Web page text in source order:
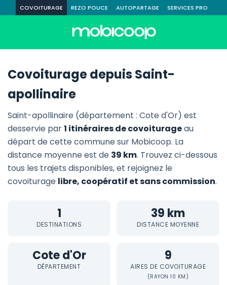
COVOITURAGE REZO POUCE AUTOPARTAGE SERVICES PRO
Covoiturage depuis Saint-
apollinaire
Saint-apollinaire (département : Cote d'Or) est
desservie par1 itinéraires de covoiturageau
départ de cette commune sur Mobicoop. La
distance moyenne est de 39 km. Trouvez ci-dessous
tous les trajets disponibles, et rejoignez le
covoiturage libre, coopératif et sans commission.
1
DESTINATIONS
39 km
DISTANCE MOYENNE
Cote d'Or
DÉPARTEMENT
9
AIRES DE COVOITURAGE
(RAYON 10 KM)